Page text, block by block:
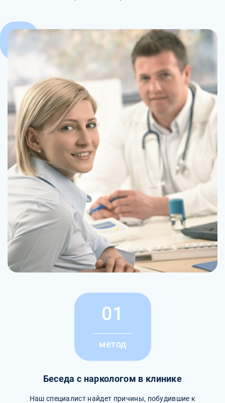
01
метод
Беседа с наркологом в клинике
Наш специалист найдет причины, побудившие к